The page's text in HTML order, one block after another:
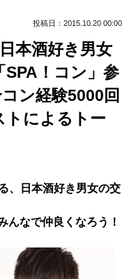
投稿日：2015.10.20 00:00
本酒好き男女
！コン」参
ン経験5000回
トによるトー
、日本酒好き男女の交
んなで仲良くなろう！